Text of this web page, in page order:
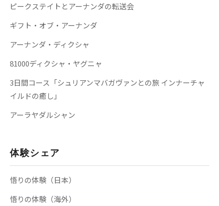
ピークステイトとアーナンダの転送会
ギフト・オブ・アーナンダ
アーナンダ・ディクシャ
81000ディクシャ・ヤグニャ
3日間コース「シュリアンマバガヴァンとの旅 インナーチャ
イルドの癒し」
アーラヤダルシャン
体験シェア
悟りの体験（日本）
悟りの体験（海外）